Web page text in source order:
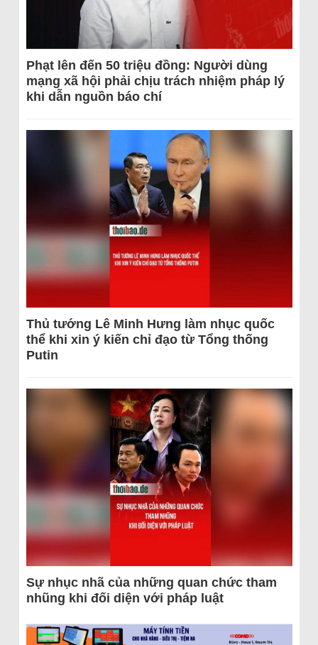
Phạt lên đến 50 triệu đồng: Người dùng
mạng xã hội phải chịu trách nhiệm pháp lý
khi dẫn nguồn báo chí
Thủ tướng Lê Minh Hưng làm nhục quốc
thể khi xin ý kiến chỉ đạo từ Tổng thống
Putin
Sự nhục nhã của những quan chức tham
nhũng khi đối diện với pháp luật